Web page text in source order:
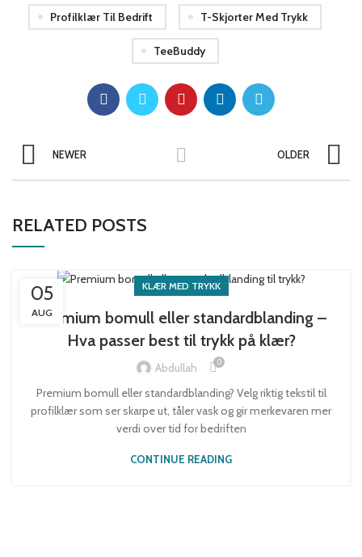
Profilklær Til Bedrift T-Skjorter Med Trykk
TeeBuddy
NEWER OLDER
RELATED POSTS
05
AUG
KLÆR MED TRYKK
Premium bomull eller standardblanding –
Hva passer best til trykk på klær?
Abdullah 0
Premium bomull eller standardblanding? Velg riktig tekstil til
profilklær som ser skarpe ut, tåler vask og gir merkevaren mer
verdi over tid for bedriften
CONTINUE READING